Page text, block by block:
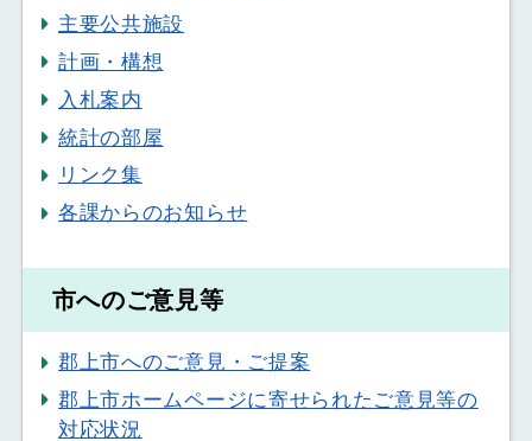
主要公共施設
計画・構想
入札案内
統計の部屋
リンク集
各課からのお知らせ
市へのご意見等
郡上市へのご意見・ご提案
郡上市ホームページに寄せられたご意見等の
対応状況